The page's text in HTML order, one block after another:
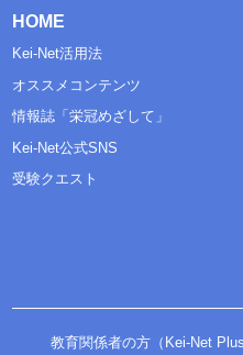
HOME
Kei-Net活用法
オススメコンテンツ
情報誌「栄冠めざして」
Kei-Net公式SNS
受験クエスト
教育関係者の方（Kei-Net Plus